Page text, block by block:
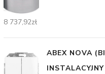
8 737,92zł
ABEX NOVA